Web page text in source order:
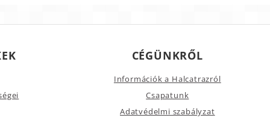
CÉGÜNKRŐL
Információk a Halcatrazról
Csapatunk
Adatvédelmi szabályzat